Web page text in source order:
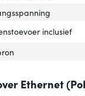
inclusief
Ethernet